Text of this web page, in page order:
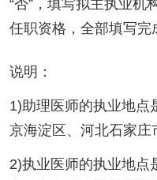
“否”，填写拟主执业机
任职资格，全部填写完
说明：
1)助理医师的执业地点
京海淀区、河北石家庄
2)执业医师的执业地点